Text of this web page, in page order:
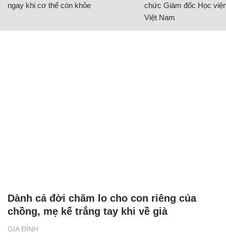
ngay khi cơ thể còn khỏe
chức Giám đốc Học
Việt Nam
GIA ĐÌNH
Dành cả đời chăm lo cho con riêng của
chồng, mẹ kế trắng tay khi về già